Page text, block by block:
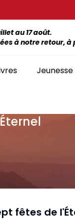
au 17 août.
à notre retour, à
Jeunesse
fêtes de